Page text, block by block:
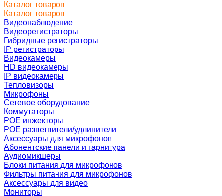
Каталог товаров
Каталог товаров
Видеонаблюдение
Видеорегистраторы
Гибридные регистраторы
IP регистраторы
Видеокамеры
HD видеокамеры
IP видеокамеры
Тепловизоры
Микрофоны
Сетевое оборудование
Коммутаторы
POE инжекторы
POE разветвители/удлинители
Аксессуары для микрофонов
Абонентские панели и гарнитура
Аудиомикшеры
Блоки питания для микрофонов
Фильтры питания для микрофонов
Аксессуары для видео
Мониторы